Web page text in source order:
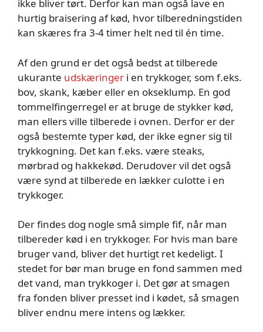
ikke bliver tørt. Derfor kan man også lave en
hurtig braisering af kød, hvor tilberedningstiden
kan skæres fra 3-4 timer helt ned til én time.
Af den grund er det også bedst at tilberede
ukurante udskæringer i en trykkoger, som f.eks.
bov, skank, kæber eller en okseklump. En god
tommelfingerregel er at bruge de stykker kød,
man ellers ville tilberede i ovnen. Derfor er der
også bestemte typer kød, der ikke egner sig til
trykkogning. Det kan f.eks. være steaks,
mørbrad og hakkekød. Derudover vil det også
være synd at tilberede en lækker culotte i en
trykkoger.
Der findes dog nogle små simple fif, når man
tilbereder kød i en trykkoger. For hvis man bare
bruger vand, bliver det hurtigt ret kedeligt. I
stedet for bør man bruge en fond sammen med
det vand, man trykkoger i. Det gør at smagen
fra fonden bliver presset ind i kødet, så smagen
bliver endnu mere intens og lækker.